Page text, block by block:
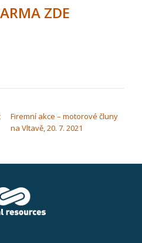
ZDE
Firemní akce – motorové čluny
na Vltavě, 20. 7. 2021